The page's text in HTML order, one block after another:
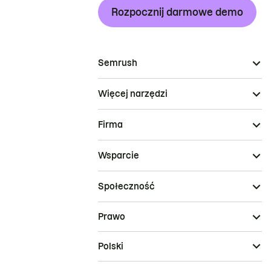
Rozpocznij darmowe demo
Semrush
Więcej narzędzi
Firma
Wsparcie
Społeczność
Prawo
Polski